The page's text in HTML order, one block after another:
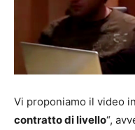
Vi proponiamo il video
contratto di livello“,